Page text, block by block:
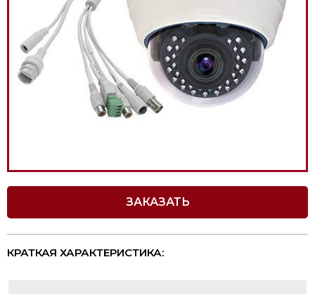
ЗАКАЗАТЬ
КРАТКАЯ ХАРАКТЕРИСТИКА: